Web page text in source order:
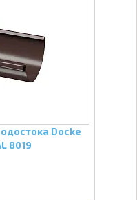
Docke
8019